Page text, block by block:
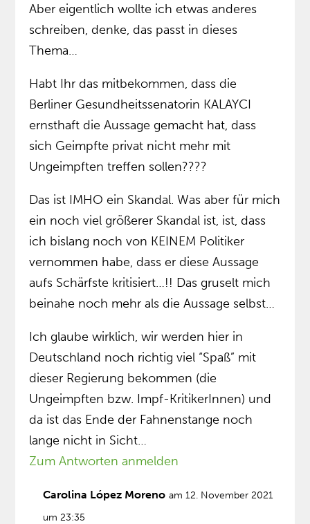
Aber eigentlich wollte ich etwas anderes
schreiben, denke, das passt in dieses
Thema…
Habt Ihr das mitbekommen, dass die
Berliner Gesundheitssenatorin KALAYCI
ernsthaft die Aussage gemacht hat, dass
sich Geimpfte privat nicht mehr mit
Ungeimpften treffen sollen????
Das ist IMHO ein Skandal. Was aber für mich
ein noch viel größerer Skandal ist, ist, dass
ich bislang noch von KEINEM Politiker
vernommen habe, dass er diese Aussage
aufs Schärfste kritisiert…!! Das gruselt mich
beinahe noch mehr als die Aussage selbst…
Ich glaube wirklich, wir werden hier in
Deutschland noch richtig viel “Spaß” mit
dieser Regierung bekommen (die
Ungeimpften bzw. Impf-KritikerInnen) und
da ist das Ende der Fahnenstange noch
lange nicht in Sicht…
Zum Antworten anmelden
Carolina López Moreno am 12. November 2021
um 23:35